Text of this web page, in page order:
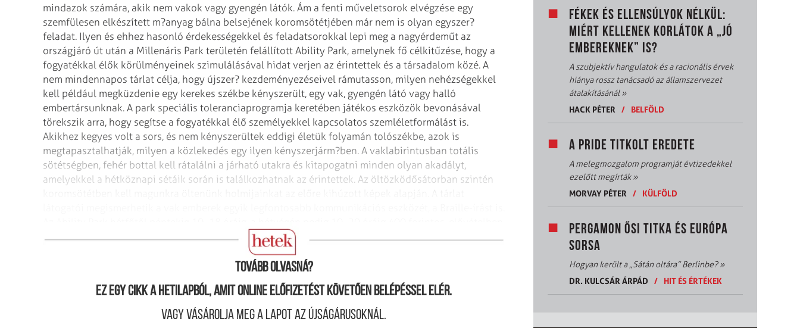
mindazok számára, akik nem vakok vagy gyengén látók. Ám a fenti műveletsorok elvégzése egy
szemfülesen elkészített m?anyag bálna belsejének koromsötétjében már nem is olyan egyszer?
feladat. Ilyen és ehhez hasonló érdekességekkel és feladatsorokkal lepi meg a nagyérdeműt az
országjáró út után a Millenáris Park területén felállított Ability Park, amelynek fő célkitűzése, hogy a
fogyatékkal élők körülményeinek szimulálásával hidat verjen az érintettek és a társadalom közé. A
nem mindennapos tárlat célja, hogy újszer? kezdeményezéseivel rámutasson, milyen nehézségekkel
kell például megküzdenie egy kerekes székbe kényszerült, egy vak, gyengén látó vagy halló
embertársunknak. A park speciális toleranciaprogramja keretében játékos eszközök bevonásával
törekszik arra, hogy segítse a fogyatékkal élő személyekkel kapcsolatos szemléletformálást is.
Akikhez kegyes volt a sors, és nem kényszerültek eddigi életük folyamán tolószékbe, azok is
megtapasztalhatják, milyen a közlekedés egy ilyen kényszerjárm?ben. A vaklabirintusban totális
sötétségben, fehér bottal kell rátalálni a járható utakra és kitapogatni minden olyan akadályt,
amelyekkel a hétköznapi sétáik során is találkozhatnak az érintettek. Az öltözködősátorban szintén
350 forintos jegy ellenében várja a látogatókat egészen december elejéig.
Tovább olvasná?
Ez egy cikk a hetilapból, amit online előfizetést követően belépéssel elér.
Vagy vásárolja meg a lapot az újságárusoknál.
FÉKEK ÉS ELLENSÚLYOK NÉLKÜL:
MIÉRT KELLENEK KORLÁTOK A „JÓ
EMBEREKNEK” IS?
A szubjektív hangulatok és a racionális érvek
hiánya rossz tanácsadó az államszervezet
átalakításánál»
HACK PÉTER
/ BELFÖLD
A PRIDE TITKOLT EREDETE
A melegmozgalom programját évtizedekkel
ezelőtt megírták»
MORVAY PÉTER
/ KÜLFÖLD
PERGAMON ŐSI TITKA ÉS EURÓPA
SORSA
Hogyan került a „Sátán oltára” Berlinbe?»
DR. KULCSÁR ÁRPÁD
/ HIT ÉS ÉRTÉKEK